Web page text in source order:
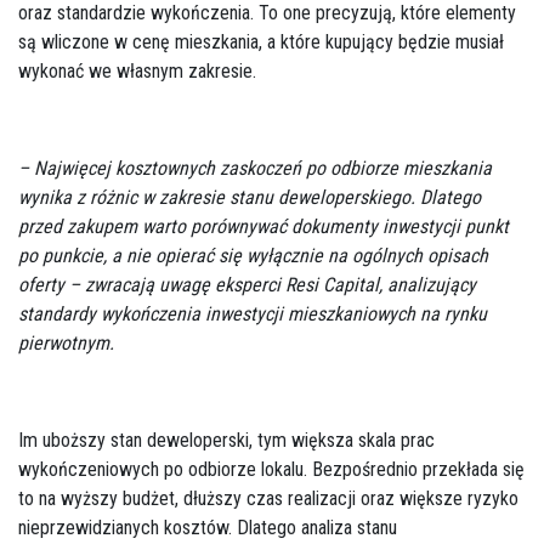
oraz standardzie wykończenia. To one precyzują, które elementy
są wliczone w cenę mieszkania, a które kupujący będzie musiał
wykonać we własnym zakresie.
– Najwięcej kosztownych zaskoczeń po odbiorze mieszkania
wynika z różnic w zakresie stanu deweloperskiego. Dlatego
przed zakupem warto porównywać dokumenty inwestycji punkt
po punkcie, a nie opierać się wyłącznie na ogólnych opisach
oferty – zwracają uwagę eksperci Resi Capital, analizujący
standardy wykończenia inwestycji mieszkaniowych na rynku
pierwotnym.
Im uboższy stan deweloperski, tym większa skala prac
wykończeniowych po odbiorze lokalu. Bezpośrednio przekłada się
to na wyższy budżet, dłuższy czas realizacji oraz większe ryzyko
nieprzewidzianych kosztów. Dlatego analiza stanu